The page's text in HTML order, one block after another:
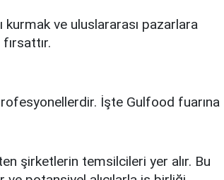
kurmak ve uluslararası pazarlara
İşte Gulfood fuarına
şirketlerin temsilcileri yer alır. Bu